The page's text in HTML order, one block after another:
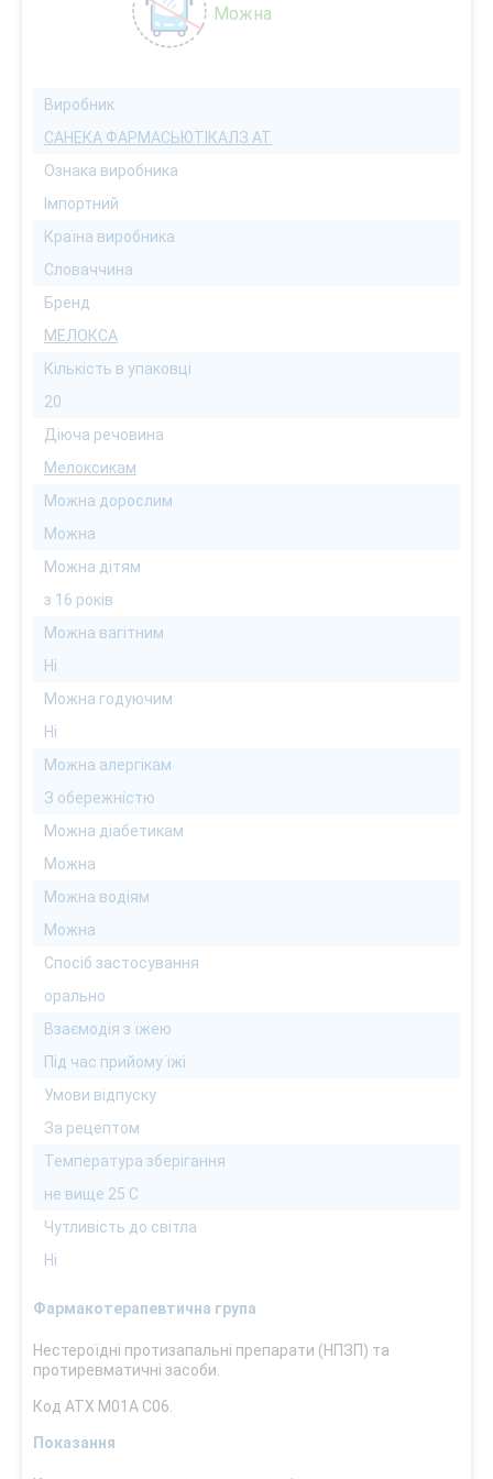
Можна
Виробник
САНЕКА ФАРМАСЬЮТІКАЛЗ АТ
Ознака виробника
Імпортний
Країна виробника
Словаччина
Бренд
МЕЛОКСА
Кількість в упаковці
20
Діюча речовина
Мелоксикам
Можна дорослим
Можна
Можна дітям
з 16 років
Можна вагітним
Ні
Можна годуючим
Ні
Можна алергікам
З обережністю
Можна діабетикам
Можна
Можна водіям
Можна
Спосіб застосування
орально
Взаємодія з їжею
Під час прийому їжі
Умови відпуску
За рецептом
Температура зберігання
не вище 25 С
Чутливість до світла
Ні
Фармакотерапевтична група
Нестероїдні протизапальні препарати (НПЗП) та
протиревматичні засоби.
Код АТХ М01А С06.
Показання